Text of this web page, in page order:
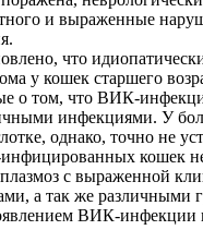
и выраженные
что
у кошек старшего
о том, что ВИК-
инфекциями. У
однако, точно не
кошек
с выраженной
а так же различными
ВИК-инфекции